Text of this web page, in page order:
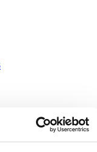
Bronte86